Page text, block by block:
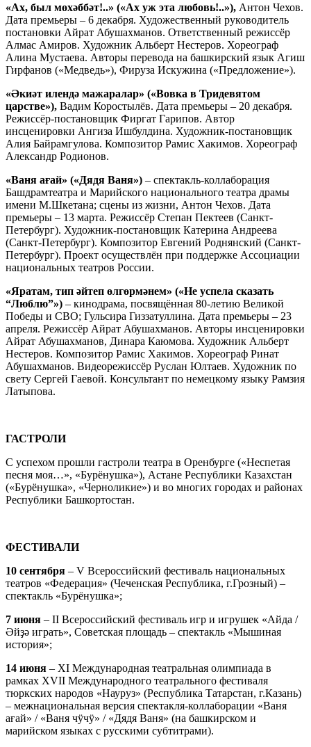
«Ах, был мөхәббәт!..» («Ах уж эта любовь!..»), Антон Чехов.
Дата премьеры – 6 декабря. Художественный руководитель
постановки Айрат Абушахманов. Ответственный режиссёр
Алмас Амиров. Художник Альберт Нестеров. Хореограф
Алина Мустаева. Авторы перевода на башкирский язык Агиш
Гирфанов («Медведь»), Фируза Искужина («Предложение»).
«Әкиәт илендә мажаралар» («Вовка в Тридевятом
царстве»), Вадим Коростылёв. Дата премьеры – 20 декабря.
Режиссёр-постановщик Фиргат Гарипов. Автор
инсценировки Ангиза Ишбулдина. Художник-постановщик
Алия Байрамгулова. Композитор Рамис Хакимов. Хореограф
Александр Родионов.
«Ваня ағай» («Дядя Ваня») – спектакль-коллаборация
Башдрамтеатра и Марийского национального театра драмы
имени М.Шкетана; сцены из жизни, Антон Чехов. Дата
премьеры – 13 марта. Режиссёр Степан Пектеев (Санкт-
Петербург). Художник-постановщик Катерина Андреева
(Санкт-Петербург). Композитор Евгений Роднянский (Санкт-
Петербург). Проект осуществлён при поддержке Ассоциации
национальных театров России.
«Яратам, тип әйтеп өлгөрмәнем» («Не успела сказать
“Люблю”») – кинодрама, посвящённая 80-летию Великой
Победы и СВО; Гульсира Гиззатуллина. Дата премьеры – 23
апреля. Режиссёр Айрат Абушахманов. Авторы инсценировки
Айрат Абушахманов, Динара Каюмова. Художник Альберт
Нестеров. Композитор Рамис Хакимов. Хореограф Ринат
Абушахманов. Видеорежиссёр Руслан Юлтаев. Художник по
свету Сергей Гаевой. Консультант по немецкому языку Рамзия
Латыпова.
ГАСТРОЛИ
С успехом прошли гастроли театра в Оренбурге («Неспетая
песня моя…», «Бурёнушка»), Астане Республики Казахстан
(«Бурёнушка», «Черноликие») и во многих городах и районах
Республики Башкортостан.
ФЕСТИВАЛИ
10 сентября – V Всероссийский фестиваль национальных
театров «Федерация» (Чеченская Республика, г.Грозный) –
спектакль «Бурёнушка»;
7 июня – II Всероссийский фестиваль игр и игрушек «Айда /
Әйҙә играть», Советская площадь – спектакль «Мышиная
история»;
14 июня – XI Международная театральная олимпиада в
рамках XVII Международного театрального фестиваля
тюркских народов «Науруз» (Республика Татарстан, г.Казань)
– межнациональная версия спектакля-коллаборации «Ваня
ағай» / «Ваня чӱчӱ» / «Дядя Ваня» (на башкирском и
марийском языках с русскими субтитрами).